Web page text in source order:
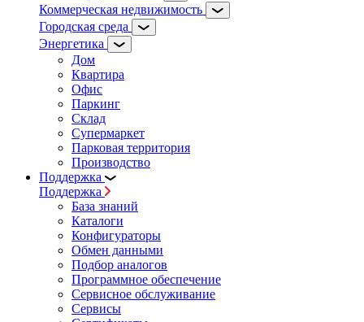
Коммерческая недвижимость
Городская среда
Энергетика
Дом
Квартира
Офис
Паркинг
Склад
Супермаркет
Парковая территория
Производство
Поддержка
Поддержка
База знаний
Каталоги
Конфигураторы
Обмен данными
Подбор аналогов
Программное обеспечение
Сервисное обслуживание
Сервисы